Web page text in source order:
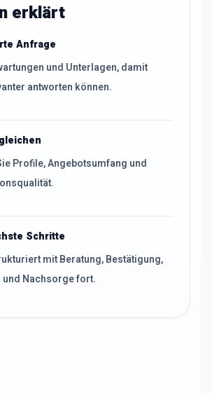
erklärt
Anfrage
und Unterlagen, damit
antworten können.
Profile, Angebotsumfang und
Schritte
mit Beratung, Bestätigung,
und Nachsorge fort.